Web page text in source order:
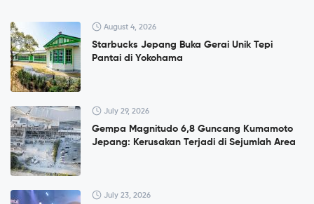
August 4, 2026
Starbucks Jepang Buka Gerai Unik Tepi
Pantai di Yokohama
July 29, 2026
Gempa Magnitudo 6,8 Guncang Kumamoto
Jepang: Kerusakan Terjadi di Sejumlah Area
July 23, 2026